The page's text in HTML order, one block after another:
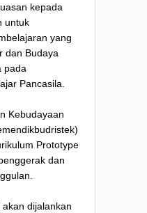
kepada
untuk
yang
dan Budaya
pada
Pancasila.
Kebudayaan
Prototype
dan
dijalankan